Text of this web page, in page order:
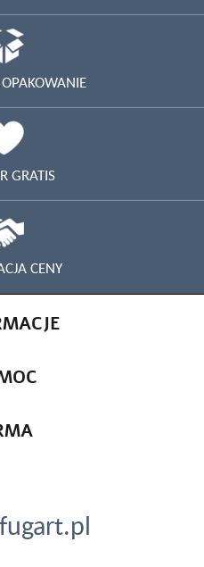
GRATIS
CENY